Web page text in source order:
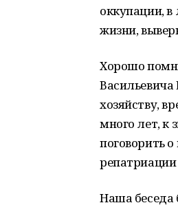
оккупации, в
жизни,
Хорошо
Васильевича
хозяйству,
много лет, к
поговорить
Наша беседа